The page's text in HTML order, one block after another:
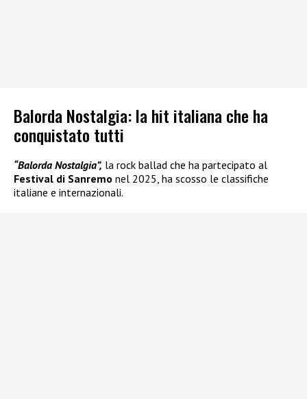
Balorda Nostalgia: la hit italiana che ha
conquistato tutti
“Balorda Nostalgia”, la rock ballad che ha partecipato al
Festival di Sanremo nel 2025, ha scosso le classifiche
italiane e internazionali.